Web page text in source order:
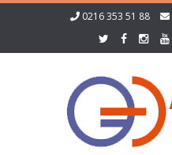
0216 353 51 88